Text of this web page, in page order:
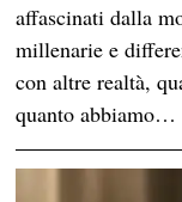
affascinati dalla
millenarie e
con altre realtà,
quanto abbiamo…